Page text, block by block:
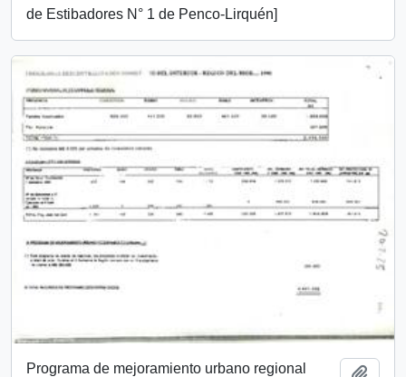
de Estibadores N° 1 de Penco-Lirquén]
Programa de mejoramiento urbano regional